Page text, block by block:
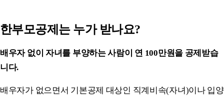
한부모공제는 누가 받나요?
배우자 없이 자녀를 부양하는 사람이 연 100만원을 공제받습
니다.
배우자가 없으면서 기본공제 대상인 직계비속(자녀)이나 입양